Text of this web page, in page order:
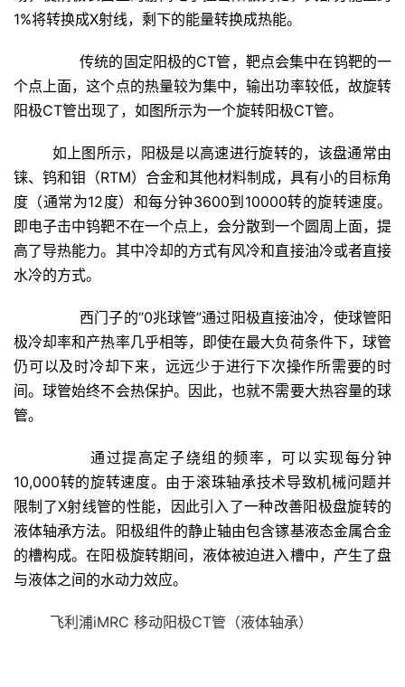
1%将转换成X射线，剩下的能量转换成热能。
传统的固定阳极的CT管，靶点会集中在钨靶的一
个点上面，这个点的热量较为集中，输出功率较低，故旋转
阳极CT管出现了，如图所示为一个旋转阳极CT管。
如上图所示，阳极是以高速进行旋转的，该盘通常由
铼、钨和钼（RTM）合金和其他材料制成，具有小的目标角
度（通常为12度）和每分钟3600到10000转的旋转速度。
即电子击中钨靶不在一个点上，会分散到一个圆周上面，提
高了导热能力。其中冷却的方式有风冷和直接油冷或者直接
水冷的方式。
西门子的“0兆球管”通过阳极直接油冷，使球管阳
极冷却率和产热率几乎相等，即使在最大负荷条件下，球管
仍可以及时冷却下来，远远少于进行下次操作所需要的时
间。球管始终不会热保护。因此，也就不需要大热容量的球
管。
通过提高定子绕组的频率，可以实现每分钟
10,000转的旋转速度。由于滚珠轴承技术导致机械问题并
限制了X射线管的性能，因此引入了一种改善阳极盘旋转的
液体轴承方法。阳极组件的静止轴由包含镓基液态金属合金
的槽构成。在阳极旋转期间，液体被迫进入槽中，产生了盘
与液体之间的水动力效应。
飞利浦iMRC 移动阳极CT管（液体轴承）